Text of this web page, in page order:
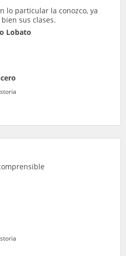
lo particular la conozco, ya
sus clases.
Lobato